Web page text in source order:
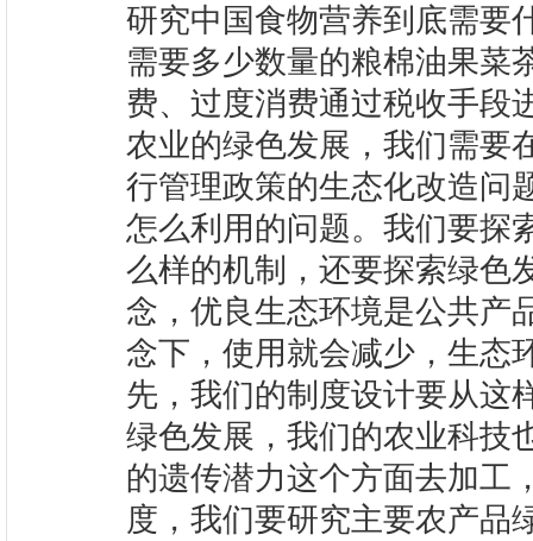
研究中国食物营养到底需要
需要多少数量的粮棉油果菜
费、过度消费通过税收手段
农业的绿色发展，我们需要
行管理政策的生态化改造问
怎么利用的问题。我们要探
么样的机制，还要探索绿色
念，优良生态环境是公共产
念下，使用就会减少，生态
先，我们的制度设计要从这
绿色发展，我们的农业科技
的遗传潜力这个方面去加工
度，我们要研究主要农产品